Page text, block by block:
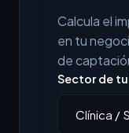
Calcula el
en tu
de
Sector de